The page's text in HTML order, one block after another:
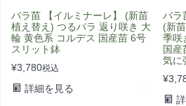
バラ苗 【イルミナーレ】 (新苗
植え替え) つるバラ 返り咲き 大
輪 黄色系 コルデス 国産苗 6号
スリット鉢
¥3,780税込
詳細を見る
バラ
(新
季咲
国産
気に
¥